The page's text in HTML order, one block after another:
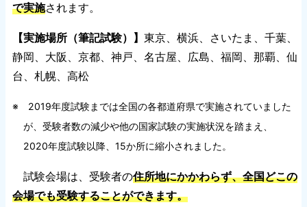
で実施されます。
【実施場所（筆記試験）】 東京、横浜、さいたま、千葉、
静岡、大阪、京都、神戸、名古屋、広島、福岡、那覇、仙
台、札幌、高松
※ 2019年度試験までは全国の各都道府県で実施されていました
が、受験者数の減少や他の国家試験の実施状況を踏まえ、
2020年度試験以降、15か所に縮小されました。
試験会場は、受験者の住所地にかかわらず、全国どこの
会場でも受験することができます。